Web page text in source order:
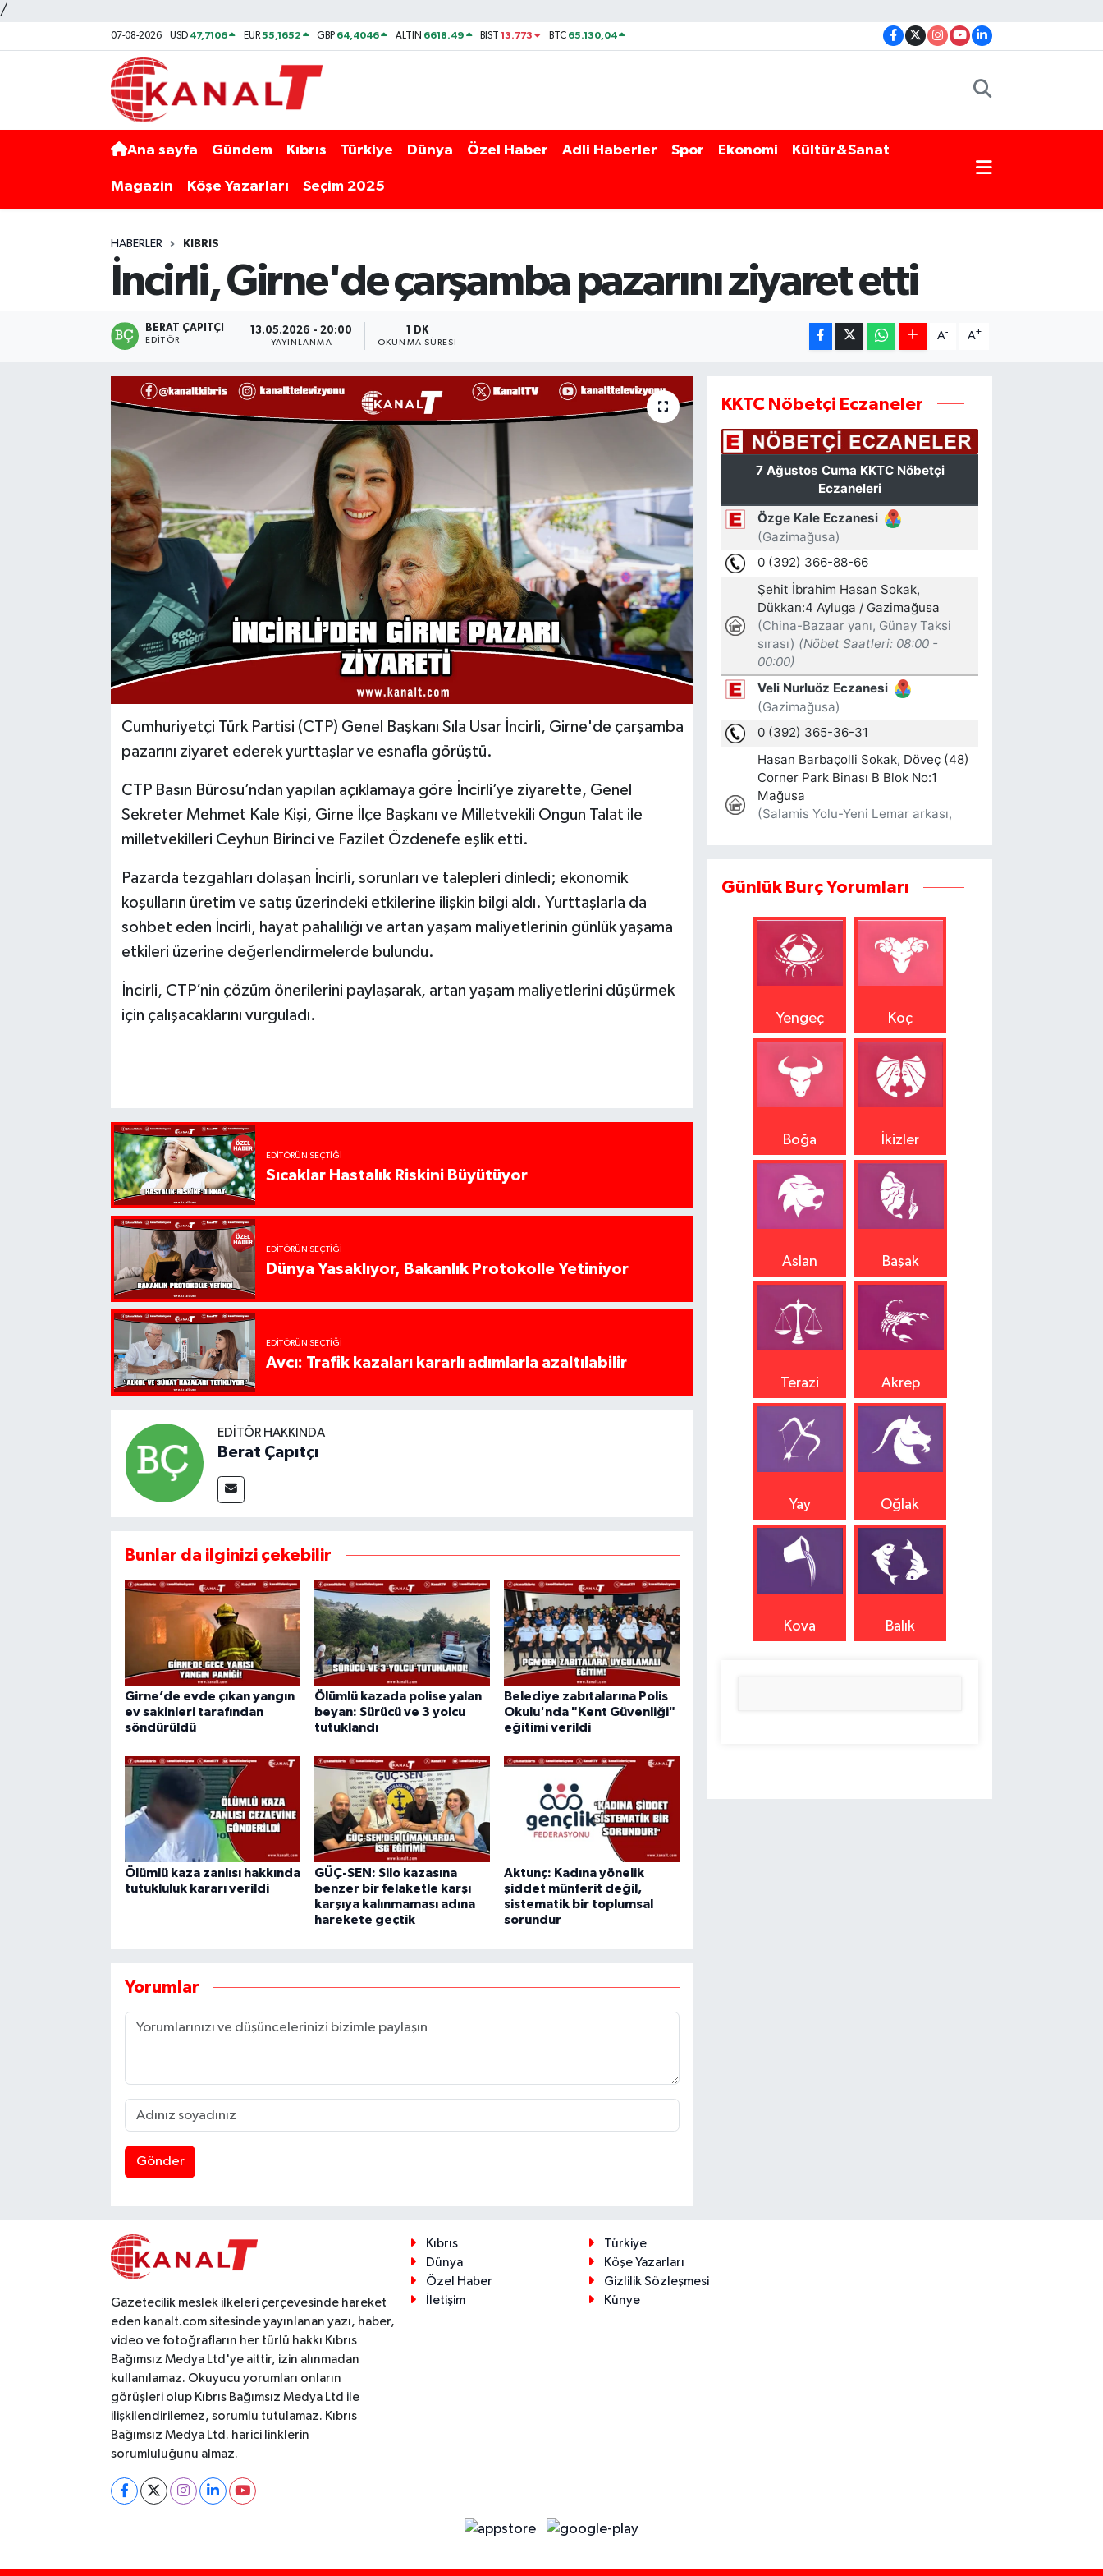
/
07-08-2026 USD 47,7106 EUR55,1652 GBP 64,4046 ALTIN 6618.49 BİST13.773 BTC 65.130,04
Ana sayfa Gündem Kıbrıs Türkiye Dünya Özel Haber Adli Haberler Spor Ekonomi Kültür&Sanat
Magazin Köşe Yazarları Seçim 2025
HABERLER KIBRIS
İncirli, Girne'de çarşamba pazarını ziyaret etti
BERAT ÇAPITÇI
EDITÖR
13.05.2026 - 20:00
YAYINLANMA
1 DK
OKUNMA SÜRESI
A- A+
Cumhuriyetçi Türk Partisi (CTP) Genel Başkanı Sıla Usar İncirli, Girne'de çarşamba
pazarını ziyaret ederek yurttaşlar ve esnafla görüştü.
CTP Basın Bürosu’ndan yapılan açıklamaya göre İncirli’ye ziyarette, Genel
Sekreter Mehmet Kale Kişi, Girne İlçe Başkanı ve Milletvekili Ongun Talat ile
milletvekilleri Ceyhun Birinci ve Fazilet Özdenefe eşlik etti.
Pazarda tezgahları dolaşan İncirli, sorunları ve talepleri dinledi; ekonomik
koşulların üretim ve satış üzerindeki etkilerine ilişkin bilgi aldı. Yurttaşlarla da
sohbet eden İncirli, hayat pahalılığı ve artan yaşam maliyetlerinin günlük yaşama
etkileri üzerine değerlendirmelerde bulundu.
İncirli, CTP’nin çözüm önerilerini paylaşarak, artan yaşam maliyetlerini düşürmek
için çalışacaklarını vurguladı.
EDITÖRÜN SEÇTIĞI
Sıcaklar Hastalık Riskini Büyütüyor
EDITÖRÜN SEÇTIĞI
Dünya Yasaklıyor, Bakanlık Protokolle Yetiniyor
EDITÖRÜN SEÇTIĞI
Avcı: Trafik kazaları kararlı adımlarla azaltılabilir
EDITÖR HAKKINDA
Berat Çapıtçı
Bunlar da ilginizi çekebilir
Girne’de evde çıkan yangın
ev sakinleri tarafından
söndürüldü
Ölümlü kazada polise yalan
beyan: Sürücü ve 3 yolcu
tutuklandı
Belediye zabıtalarına Polis
Okulu'nda "Kent Güvenliği"
eğitimi verildi
Ölümlü kaza zanlısı hakkında
tutukluluk kararı verildi
GÜÇ-SEN: Silo kazasına
benzer bir felaketle karşı
karşıya kalınmaması adına
harekete geçtik
Aktunç: Kadına yönelik
şiddet münferit değil,
sistematik bir toplumsal
sorundur
Yorumlar
Gönder
KKTC Nöbetçi Eczaneler
Günlük Burç Yorumları
Yengeç Koç
Boğa İkizler
Aslan Başak
Terazi Akrep
Yay Oğlak
Kova Balık
Gazetecilik meslek ilkeleri çerçevesinde hareket
eden kanalt.com sitesinde yayınlanan yazı, haber,
video ve fotoğrafların her türlü hakkı Kıbrıs
Bağımsız Medya Ltd'ye aittir, izin alınmadan
kullanılamaz. Okuyucu yorumları onların
görüşleri olup Kıbrıs Bağımsız Medya Ltd ile
ilişkilendirilemez, sorumlu tutulamaz. Kıbrıs
Bağımsız Medya Ltd. harici linklerin
sorumluluğunu almaz.
Kıbrıs
Türkiye
Dünya
Köşe Yazarları
Özel Haber
Gizlilik Sözleşmesi
İletişim
Künye